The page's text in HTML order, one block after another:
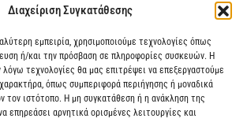
Διαχείριση Συγκατάθεσης
εμπειρία, χρησιμοποιούμε τεχνολογίες όπως
ή/και την πρόσβαση σε πληροφορίες συσκευών. Η
λόγω τεχνολογίες θα μας επιτρέψει να επεξεργαστούμε
όπως συμπεριφορά περιήγησης ή μοναδικά
τον ιστότοπο. Η μη συγκατάθεση ή η ανάκληση της
επηρεάσει αρνητικά ορισμένες λειτουργίες και